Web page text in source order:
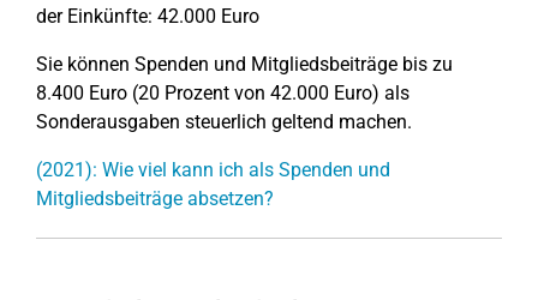
der Einkünfte: 42.000 Euro
Sie können Spenden und Mitgliedsbeiträge bis zu
8.400 Euro (20 Prozent von 42.000 Euro) als
Sonderausgaben steuerlich geltend machen.
(2021): Wie viel kann ich als Spenden und
Mitgliedsbeiträge absetzen?